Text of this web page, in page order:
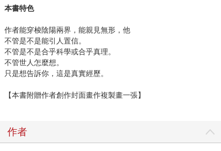
本書特色
作者能穿梭陰陽兩界，能親見無形，他
不管是不是能引人置信。
不管是不是合乎科學或合乎真理。
不管世人怎麼想。
只是想告訴你，這是真實經歷。
【本書附贈作者創作封面畫作複製畫一張】
作者